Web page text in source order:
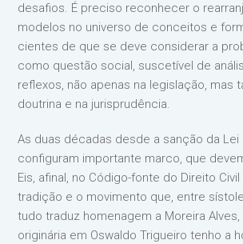
desafios. É preciso reconhecer o
modelos no universo de conceitos e
cientes de que se deve considerar a
como questão social, suscetível de
reflexos, não apenas na legislação, mas
doutrina e na jurisprudência.
As duas décadas desde a sanção da Lei
configuram importante marco, que
Eis, afinal, no Código-fonte do Direito
tradição e o movimento que, entre
tudo traduz homenagem a Moreira
originária em Oswaldo Trigueiro tenho a